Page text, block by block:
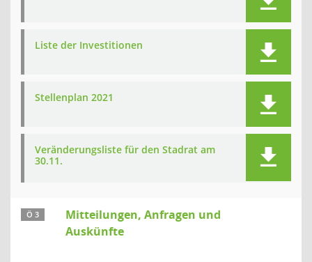
Liste der Investitionen
Stellenplan 2021
Veränderungsliste für den Stadrat am
30.11.
Ö 3
Mitteilungen, Anfragen und
Auskünfte